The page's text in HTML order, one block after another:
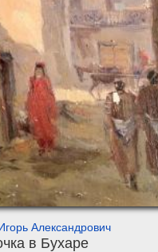
Александрович
в Бухаре